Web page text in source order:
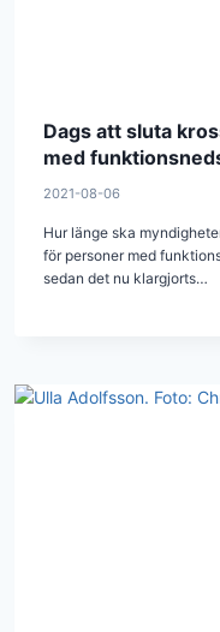
Dags att sluta
med
2021-08-06
Hur länge ska
för personer med
sedan det nu klargjorts…